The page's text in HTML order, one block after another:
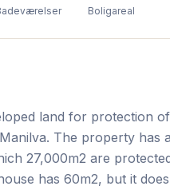
Boligareal
land for protection
The property has
27,000m2 are
has 60m2, but it